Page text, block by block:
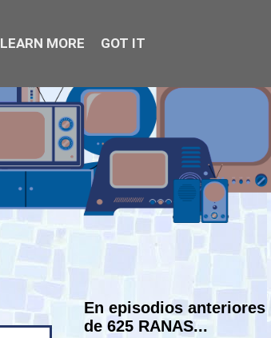
En episodios anteriores
de 625 RANAS...
LEARN MORE GOT IT